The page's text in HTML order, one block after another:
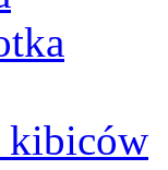
kibiców